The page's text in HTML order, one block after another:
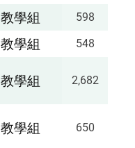
教學組 598
教學組 548
教學組 2,682
教學組 650